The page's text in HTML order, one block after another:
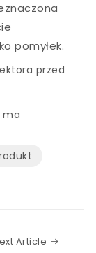
pomyłek.
przed
ma
Article